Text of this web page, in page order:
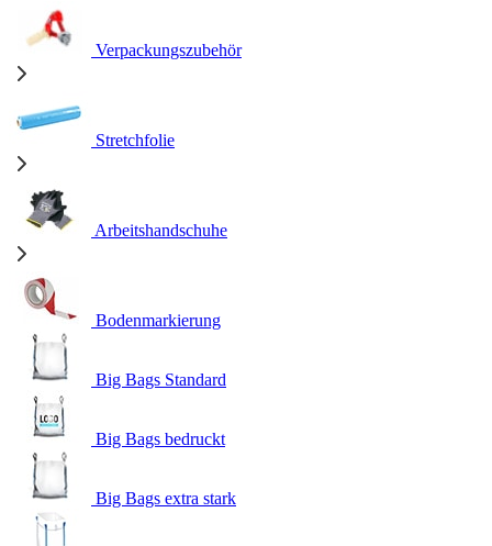
Verpackungszubehör
Stretchfolie
Arbeitshandschuhe
Bodenmarkierung
Big Bags Standard
Big Bags bedruckt
Big Bags extra stark